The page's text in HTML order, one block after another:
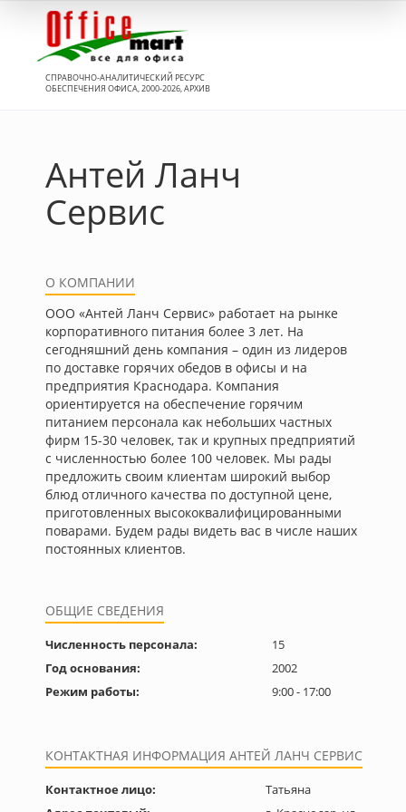
СПРАВОЧНО-АНАЛИТИЧЕСКИЙ РЕСУРС
ОБЕСПЕЧЕНИЯ ОФИСА, 2000-2026, АРХИВ
Антей Ланч
Сервис
О КОМПАНИИ
ООО «Антей Ланч Сервис» работает на рынке
корпоративного питания более 3 лет. На
сегодняшний день компания – один из лидеров
по доставке горячих обедов в офисы и на
предприятия Краснодара. Компания
ориентируется на обеспечение горячим
питанием персонала как небольших частных
фирм 15-30 человек, так и крупных предприятий
с численностью более 100 человек. Мы рады
предложить своим клиентам широкий выбор
блюд отличного качества по доступной цене,
приготовленных высококвалифицированными
поварами. Будем рады видеть вас в числе наших
постоянных клиентов.
ОБЩИЕ СВЕДЕНИЯ
Численность персонала:
15
Год основания:
2002
Режим работы:
9:00 - 17:00
КОНТАКТНАЯ ИНФОРМАЦИЯ АНТЕЙ ЛАНЧ СЕРВИС
Контактное лицо:
Татьяна